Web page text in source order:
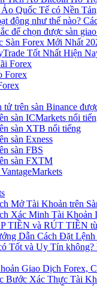
Quốc Tế có Nền
động như thế nào?
để chọn được sàn
Sàn Forex Mới Nhất
Tốt Nhất Hiện
Forex
Forex
tử trên sàn Binance
sàn ICMarkets nổi
sàn XTB nổi tiếng
sàn Exness
sàn FBS
sàn FXTM
Mở Tài Khoản trên
Xác Minh Tài Khoản
TIỀN và RÚT TIỀN
Dẫn Cách Đặt Lệnh
Tốt và Uy Tín
Giao Dịch Forex,
Bước Xác Thực Tài